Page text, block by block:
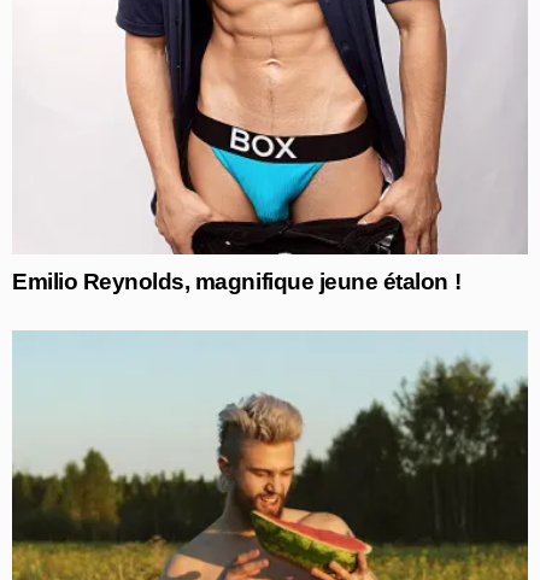
Emilio Reynolds, magnifique jeune étalon !